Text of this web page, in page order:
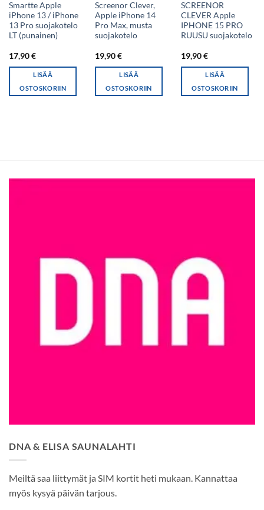
Smartte Apple
iPhone 13 / iPhone
13 Pro suojakotelo
LT (punainen)
17,90€
LISÄÄ
OSTOSKORIIN
Screenor Clever,
Apple iPhone 14
Pro Max, musta
suojakotelo
19,90€
LISÄÄ
OSTOSKORIIN
SCREENOR
CLEVER Apple
IPHONE 15 PRO
RUUSU suojakotelo
19,90€
LISÄÄ
OSTOSKORIIN
DNA & ELISA SAUNALAHTI
Meiltä saa liittymät ja SIM kortit heti mukaan. Kannattaa
myös kysyä päivän tarjous.